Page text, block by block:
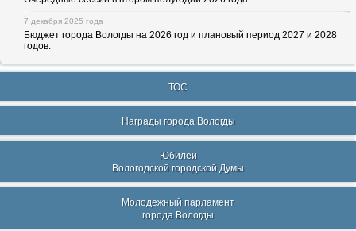
7 декабря 2025 года
Бюджет города Вологды на 2026 год и плановый период 2027 и 2028
годов.
ТОС
Награды города Вологды
Юбилеи
Вологодской городской Думы
Молодежный парламент
города Вологды